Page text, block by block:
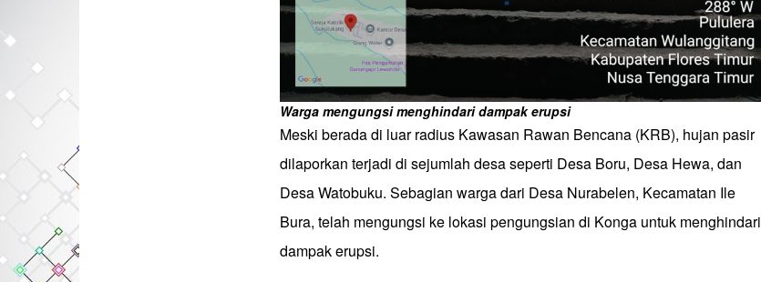
Warga mengungsi menghindari dampak erupsi
Meski berada di luar radius Kawasan Rawan Bencana (KRB), hujan pasir
dilaporkan terjadi di sejumlah desa seperti Desa Boru, Desa Hewa, dan
Desa Watobuku. Sebagian warga dari Desa Nurabelen, Kecamatan Ile
Bura, telah mengungsi ke lokasi pengungsian di Konga untuk menghindari
dampak erupsi.